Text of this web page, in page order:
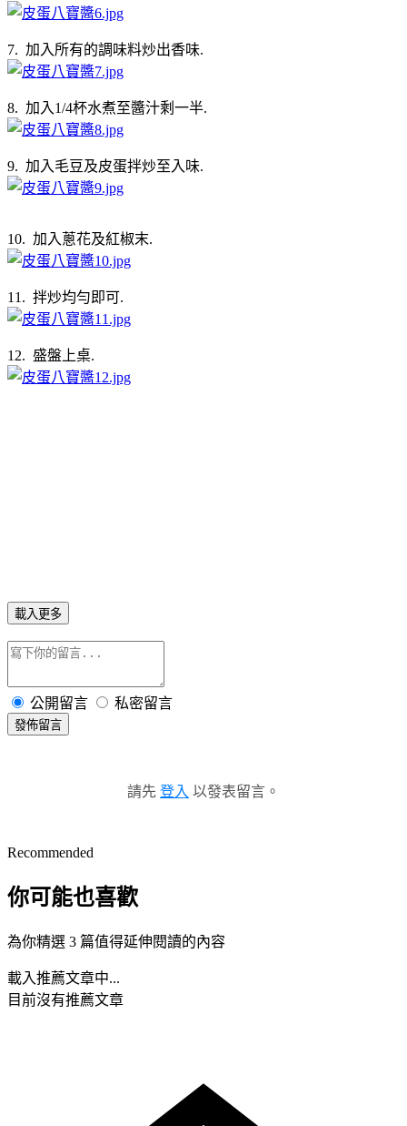
7. 加入所有的調味料炒出香味.
8. 加入1/4杯水煮至醬汁剩一半.
9. 加入毛豆及皮蛋拌炒至入味.
10. 加入蔥花及紅椒末.
11. 拌炒均勻即可.
12. 盛盤上桌.
載入更多
公開留言 私密留言
發佈留言
請先 登入 以發表留言。
Recommended
你可能也喜歡
為你精選 3 篇值得延伸閱讀的內容
載入推薦文章中...
目前沒有推薦文章